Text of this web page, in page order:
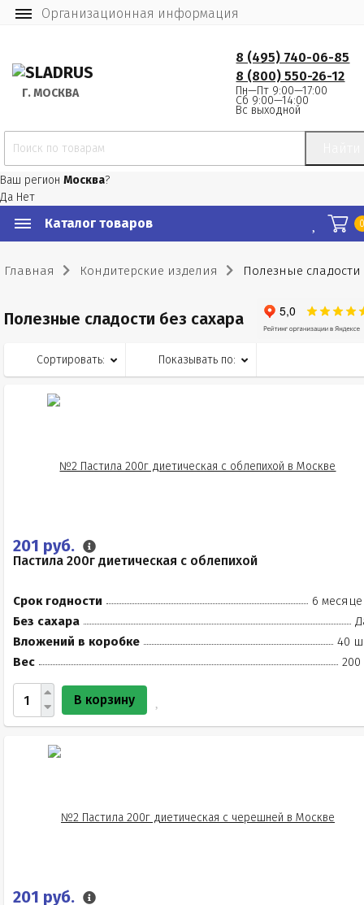
Организационная информация
Г. МОСКВА
8 (495) 740-06-85
8 (800) 550-26-12
Пн—Пт 9:00—17:00
Сб 9:00—14:00
Вс выходной
Ваш регион Москва?
Да Нет
Каталог товаров
Главная Кондитерские изделия Полезные сладости
Полезные сладости без сахара
Сортировать: Показывать по:
201 руб.
Пастила 200г диетическая с облепихой
Срок годности
6
Без сахара
Вложений в коробке
40
Вес
200
В корзину
201 руб.